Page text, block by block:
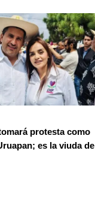
protesta como
es la viuda de